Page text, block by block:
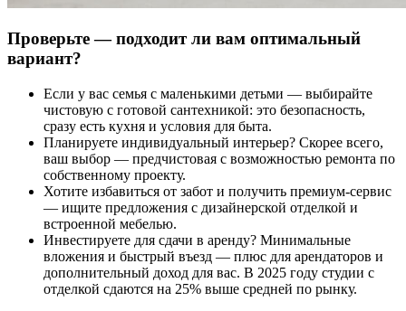
Проверьте — подходит ли вам оптимальный
вариант?
Если у вас семья с маленькими детьми — выбирайте
чистовую с готовой сантехникой: это безопасность,
сразу есть кухня и условия для быта.
Планируете индивидуальный интерьер? Скорее всего,
ваш выбор — предчистовая с возможностью ремонта по
собственному проекту.
Хотите избавиться от забот и получить премиум-сервис
— ищите предложения с дизайнерской отделкой и
встроенной мебелью.
Инвестируете для сдачи в аренду? Минимальные
вложения и быстрый въезд — плюс для арендаторов и
дополнительный доход для вас. В 2025 году студии с
отделкой сдаются на 25% выше средней по рынку.